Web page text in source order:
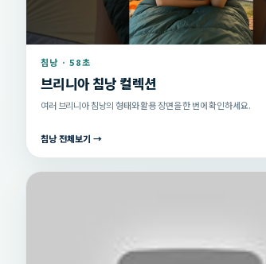
침낭 · 58초
브리니아 침낭 컬렉션
여러 브리니아 침낭의 형태와 활용 장면을 한 번에 확인하세요.
침낭 전체보기 →